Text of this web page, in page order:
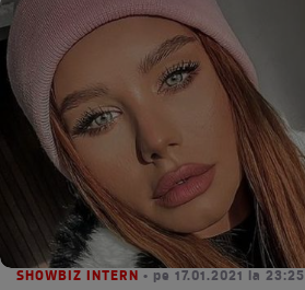
SHOWBIZ INTERN • pe 17.01.2021 la 23:25